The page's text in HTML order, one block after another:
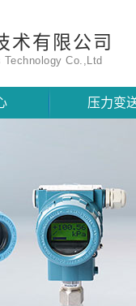
术有限公司
Technology Co.,Ltd
压力变